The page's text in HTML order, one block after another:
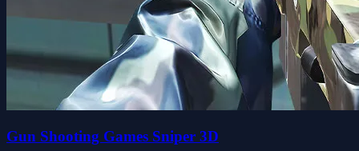
Gun Shooting Games Sniper 3D